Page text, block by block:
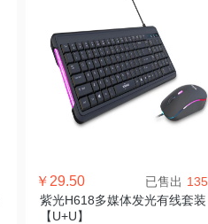
￥29.50 已售出 135
紫光H618多媒体发光有线套装
【U+U】